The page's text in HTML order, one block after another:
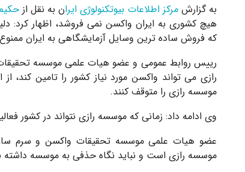
به گزارشمرکز اطلاعات بیوتکنولوژی ایران به نقل از
هیچ کشوری به ایران واکسن نمی فروشد، اظهار کرد:
که فروش ساده ترین وسایل آزمایشگاهی به ایران
رییس روابط عمومی و عضو هیات علمی موسسه
رازی می تواند واکسن مورد نیاز کشور را تامین کند،
موسسه رازی را متوقف کنند.
وی ادامه داد: زمانی که موسسه رازی نتواند در کشور
عضو هیات علمی موسسه تحقیقات واکسن و سرم
موسسه رازی است و نباید نگاه حذفی به موسسه داشته